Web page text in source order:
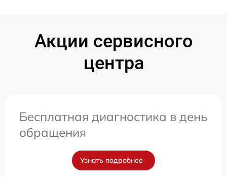
Акции сервисного
центра
Бесплатная диагностика в день
обращения
Узнать подробнее